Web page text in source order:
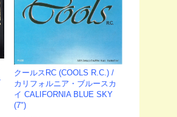
クールスRC (COOLS R.C.) /
カリフォルニア・ブルースカ
イ CALIFORNIA BLUE SKY
(7")